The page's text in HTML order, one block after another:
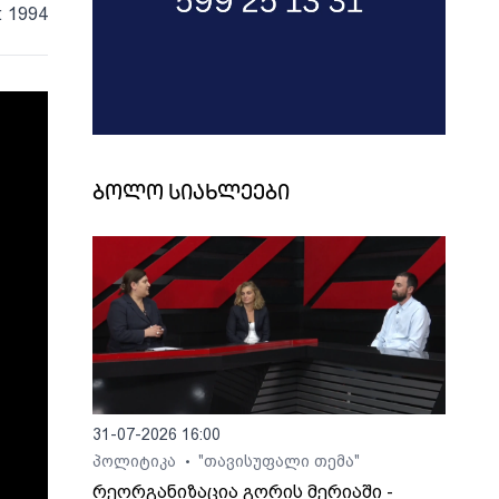
1994
ბოლო სიახლეები
31-07-2026 16:00
პოლიტიკა
• "თავისუფალი თემა"
რეორგანიზაცია გორის მერიაში -